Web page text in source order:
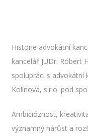
Historie advokátní
kancelář JUDr. Róbert
spolupráci s advokátní
Kolínová, s.r.o. pod
Ambicióznost,
významný nárůst a